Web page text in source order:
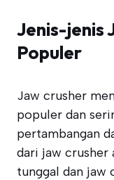
Jenis-jenis
Populer
Jaw crusher
populer dan
pertambangan
dari jaw crusher
tunggal dan jaw